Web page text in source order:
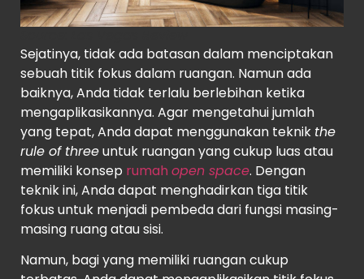
Sejatinya, tidak ada batasan dalam menciptakan
sebuah titik fokus dalam ruangan. Namun ada
baiknya, Anda tidak terlalu berlebihan ketika
mengaplikasikannya. Agar mengetahui jumlah
yang tepat, Anda dapat menggunakan teknik the
rule of threeuntuk ruangan yang cukup luas atau
memiliki konsep rumah open space. Dengan
teknik ini, Anda dapat menghadirkan tiga titik
fokus untuk menjadi pembeda dari fungsi masing-
masing ruang atau sisi.
Namun, bagi yang memiliki ruangan cukup